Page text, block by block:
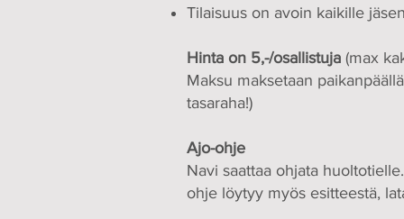
Tilaisuus on avoin kaikille
Hinta on 5,-/osallistuja (max
Maksu maksetaan
tasaraha!)
Ajo-ohje
Navi saattaa ohjata
ohje löytyy myös esitteestä,